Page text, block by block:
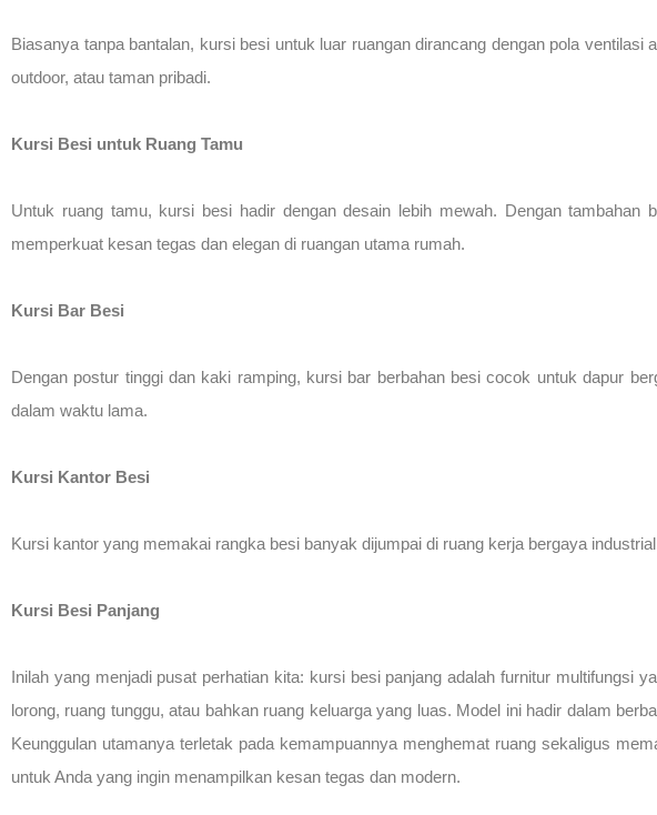
Biasanya tanpa bantalan, kursi besi untuk luar ruangan dirancang dengan pola
outdoor, atau taman pribadi.
Kursi Besi untuk Ruang Tamu
Untuk ruang tamu, kursi besi hadir dengan desain lebih mewah. Dengan
memperkuat kesan tegas dan elegan di ruangan utama rumah.
Kursi Bar Besi
Dengan postur tinggi dan kaki ramping, kursi bar berbahan besi cocok untuk dapur
dalam waktu lama.
Kursi Kantor Besi
Kursi kantor yang memakai rangka besi banyak dijumpai di ruang kerja bergaya
Kursi Besi Panjang
Inilah yang menjadi pusat perhatian kita: kursi besi panjang adalah furnitur multifungsi
lorong, ruang tunggu, atau bahkan ruang keluarga yang luas. Model ini hadir dalam
Keunggulan utamanya terletak pada kemampuannya menghemat ruang sekaligus
untuk Anda yang ingin menampilkan kesan tegas dan modern.